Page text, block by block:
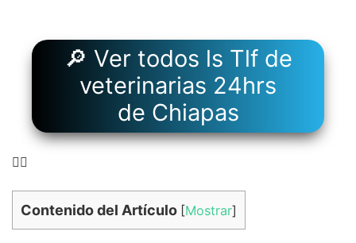
🔎 Ver todos ls Tlf de
veterinarias 24hrs
de Chiapas
👉🏻
Contenido del Artículo [Mostrar]